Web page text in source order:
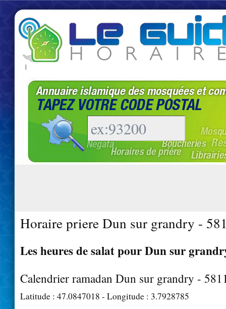
|
Horaire priere Dun sur grandry -
Les heures de salat pour Dun sur
Calendrier ramadan Dun sur grandry -
Latitude : 47.0847018 - Longitude : 3.7928785